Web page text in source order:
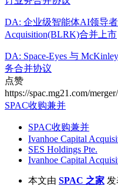
DA: 企业级智能体AI领导
Acquisition(BLRK)合并上市
DA: Space-Eyes 与
务合并协议
点赞
https://spac.mg21.com/
SPAC收购兼并
SPAC收购兼并
Ivanhoe Capital
SES Holdings Pte.
Ivanhoe Capital
本文由 SPAC 之家 发